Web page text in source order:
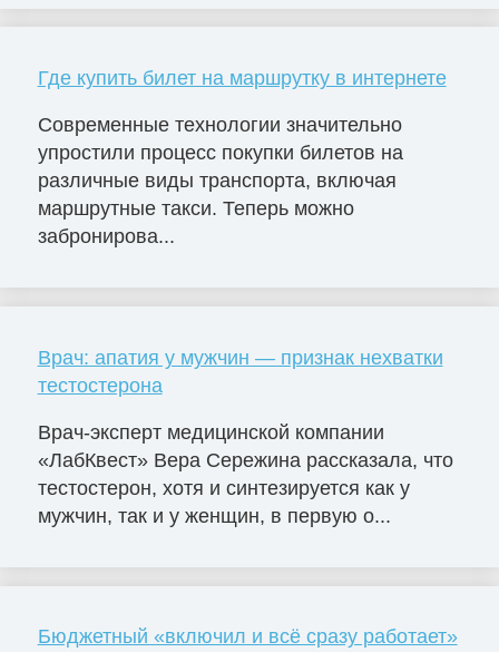
Где купить билет на маршрутку в интернете
Современные технологии значительно
упростили процесс покупки билетов на
различные виды транспорта, включая
маршрутные такси. Теперь можно
забронирова...
Врач: апатия у мужчин — признак нехватки
тестостерона
Врач-эксперт медицинской компании
«ЛабКвест» Вера Сережина рассказала, что
тестостерон, хотя и синтезируется как у
мужчин, так и у женщин, в первую о...
Бюджетный «включил и всё сразу работает»